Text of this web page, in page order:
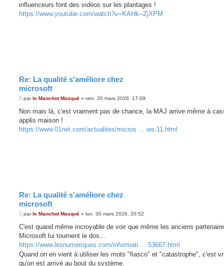
a
g
influenceurs font des vidéos sur les plantages !
https://www.youtube.com/watch?v=KAHk--ZjXPM
Re: La qualité s'améliore chez
microsoft
M
s
a
g
parle Manchot Masqué » ven. 20 mars 2026, 17:09
Non mais là, c'est vraiment pas de chance, la MAJ arrive même à
applis maison !
https://www.01net.com/actualites/micros ... ws-11.html
Re: La qualité s'améliore chez
microsoft
M
s
a
g
parle Manchot Masqué » lun. 30 mars 2026, 20:52
C'est quand même incroyable de voir que même les anciens
Microsoft lui tournent le dos...
https://www.lesnumeriques.com/informati ... 53667.html
Quand on en vient à utiliser les mots "fiasco" et "catastrophe", c'est
qu'on est arrivé au bout du système.